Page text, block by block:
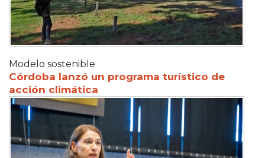
Modelo sostenible
Córdoba lanzó un programa turístico de
acción climática